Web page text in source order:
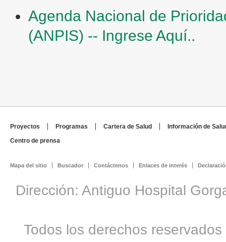
Agenda Nacional de
(ANPIS) -- Ingrese Aquí..
Proyectos Programas Cartera de Salud
Información de
Centro de prensa
Mapa del sitio Buscador Contáctenos Enlaces de interés
Dirección: Antiguo Hospital
Todos los derechos